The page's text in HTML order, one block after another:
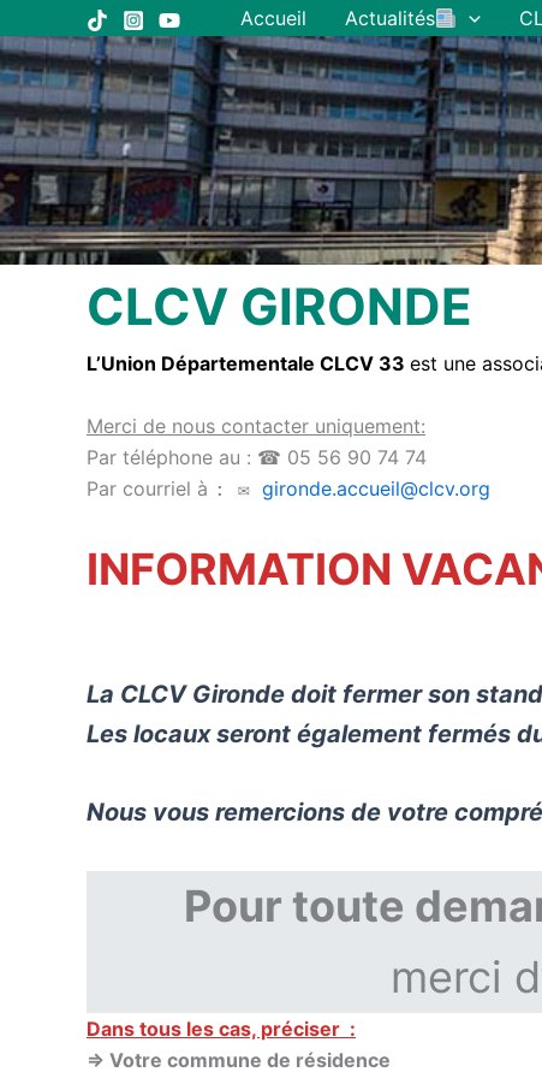
au
contenu
Accueil Actualités
CLCV GIRONDE
L’Union Départementale CLCV 33 est une
Merci de nous contacter uniquement:
Par téléphone au : ☎ 05 56 90 74 74
Par courriel à : ✉ gironde.accueil@clcv.org
INFORMATION
La CLCV Gironde doit fermer son
Les locaux seront également fermés
Nous vous remercions de votre
Pour toute
merci
Dans tous les cas, préciser :
⇒ Votre commune de résidence